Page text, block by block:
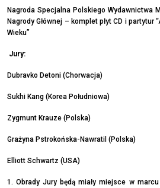
Nagroda Specjalna Polskiego Wydawnictwa
Nagrody Głównej – komplet płyt CD i partytur
Wieku”
Jury:
Dubravko Detoni (Chorwacja)
Sukhi Kang (Korea Południowa)
Zygmunt Krauze (Polska)
Grażyna Pstrokońska-Nawratil (Polska)
Elliott Schwartz (USA)
1. Obrady Jury będą miały miejsce w